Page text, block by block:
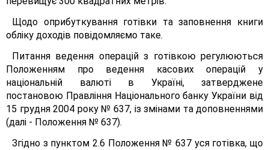
Щодо оприбуткування готівки та заповнення книги
обліку доходів повідомляємо таке.
Питання ведення операцій з готівкою регулюються
Положенням про ведення касових операцій у
національній валюті в Україні, затверджене
постановою Правління Національного банку України від
15 грудня 2004 року № 637, із змінами та доповненнями
(далі - Положення № 637).
Згідно з пунктом 2.6 Положення № 637 уся готівка, що